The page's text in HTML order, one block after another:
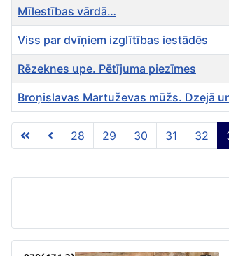
Rakstu tabula
Mīlestības vārdā…
Viss par dvīņiem izglītības iestādēs
Rēzeknes upe. Pētījuma piezīmes
Broņislavas Martuževas mūžs. Dzejā
28 29 30 31 32